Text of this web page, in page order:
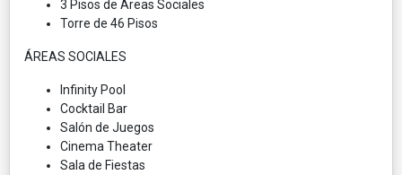
3 Pisos de Áreas Sociales
Torre de 46 Pisos
ÁREAS SOCIALES
Infinity Pool
Cocktail Bar
Salón de Juegos
Cinema Theater
Sala de Fiestas